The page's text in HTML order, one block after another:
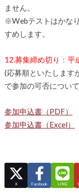
ません。
※Webテストはかな
すめします。
12.募集締め切り：平
(応募順といたします
で参加の可否につい
参加申込書（PDF）
参加申込書（Excel）
X Facebook LINE